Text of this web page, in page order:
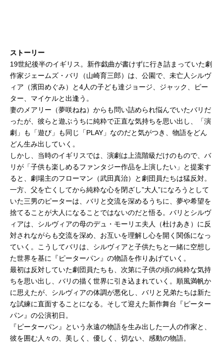
ストーリー
19世紀後半のイギリス。新作戯曲が書けずに行き詰まっていた劇
作家ジェームズ・バリ（山崎育三郎）は、公園で、未亡人シルヴ
ィア（濱田めぐみ）と4人の子ども達ジョージ、ジャック、ピー
ター、マイケルと出逢う。
妻のメアリー（夢咲ねね）からも問い詰められ悩んでいたバリだ
ったが、彼らと遊ぶうちに純粋で正直な気持ちを思い出し、「演
劇」も「遊び」も同じ「PLAY」なのだと気がつき、物語をどん
どん生み出していく。
しかし、当時のイギリスでは、演劇は上流階級だけのもので、バ
リが「子供も楽しめるファンタジー作品を上演したい」と提案す
ると、劇場主のフローマン（武田真治）と劇団員たちは猛反対。
一方、父を亡くしてから純粋な心を閉ざし”大人”になろうとして
いた三男のピーターは、バリと交流を深めるうちに、夢や希望を
捨てることが大人になることではないのだと悟る。バリとシルヴ
ィアは、シルヴィアの母のデュ・モーリエ夫人（杜けあき）に反
対されながらも交流を深め、お互いを理解し心を開く関係になっ
ていく。こうしてバリは、シルヴィアと子供たちと一緒に空想し
た世界を基に『ピーターパン』の物語を作りあげていく。
最初は反対していた劇団員たちも、次第に子供の頃の純粋な気持
ちを思い出し、バリの描く世界に引き込まれていく。順風満帆か
に思えたが、シルヴィアの体調が悪化し、バリと兄弟たちは新た
な試練に直面することになる。そして迎えた新作舞台『ピーター
パン』の公演初日。
『ピーターパン』という永遠の物語を生み出した一人の作家と、
彼を囲む人々の、美しく、優しく、切ない、感動の物語。